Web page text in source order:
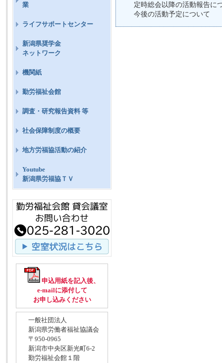
定時総会以降の活動報告に
今後の活動予定について
業
ライフサポートセンター
新潟県奨学金
ネットワーク
機関紙
勤労福祉会館
調査・研究報告資料 等
社会保障制度の概要
地方労福協活動の紹介
Youtube
新潟県労福協ＴＶ
申込用紙を記入後、
e-mailに添付して
お申し込みください
一般社団法人
新潟県労働者福祉協議会
〒950-0965
新潟市中央区新光町6-2
勤労福祉会館１階